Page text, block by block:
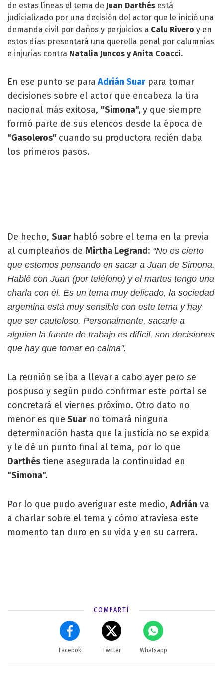
de estas líneas el tema de Juan Darthés está
judicializado por una decisión del actor que le inició una
demanda civil por daños y perjuicios a Calu Rivero y en
estos días presentará una querella penal por calumnias
e injurias contra Natalia Juncos yAnita Coacci.
En ese punto se para Adrián Suarpara tomar
decisiones sobre el actor que encabeza la tira
nacional más exitosa, "Simona", y que siempre
formó parte de sus elencos desde la época de
"Gasoleros" cuando su productora recién daba
los primeros pasos.
De hecho, Suarhabló sobre el tema en la previa
al cumpleaños de Mirtha Legrand: "No es cierto
que estemos pensando en sacar a Juan de Simona.
Hablé con Juan (por teléfono) y el martes tengo una
charla con él. Es un tema muy delicado, la sociedad
argentina está muy sensible con este tema y hay
que ser cauteloso. Personalmente, sacarle a
alguien la fuente de trabajo es difícil, son decisiones
que hay que tomar en calma".
La reunión se iba a llevar a cabo ayer pero se
pospuso y según pudo confirmar este portal se
concretará el viernes próximo. Otro dato no
menor es que Suarno tomará ninguna
determinación hasta que la justicia no se expida
y le dé un punto final al tema, por lo que
Darthés tiene asegurada la continuidad en
"Simona".
Por lo que pudo averiguar este medio, Adrián va
a charlar sobre el tema y cómo atraviesa este
momento tan duro en su vida y en su carrera.
COMPARTÍ
Facebok Twitter Whatsapp